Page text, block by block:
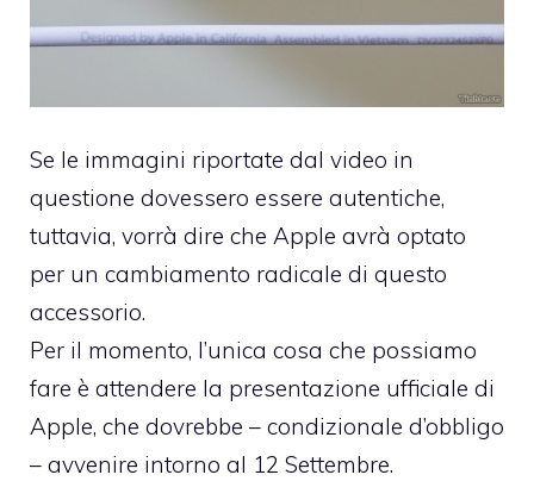
Se le immagini riportate dal video in
questione dovessero essere autentiche,
tuttavia, vorrà dire che Apple avrà optato
per un cambiamento radicale di questo
accessorio.
Per il momento, l’unica cosa che possiamo
fare è attendere la presentazione ufficiale di
Apple, che dovrebbe – condizionale d’obbligo
– avvenire intorno al 12 Settembre.